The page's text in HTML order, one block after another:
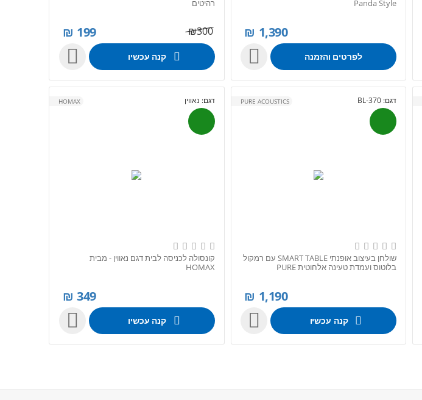
Panda Style
1,390
₪
לפרטים והזמנה 
רהיטים
300
₪
199
₪
קנה עכשיו 
דגם: BL-370
PURE ACOUSTICS
שולחן בעיצוב אופנתי SMART TABLE עם רמקול
בלוטוס ועמדת טעינה אלחוטית PURE
1,190
₪
קנה עכשיו 
דגם: נאווין HOMAX
קונסולה לכניסה לבית דגם נאווין - מבית
HOMAX
349
₪
קנה עכשיו 